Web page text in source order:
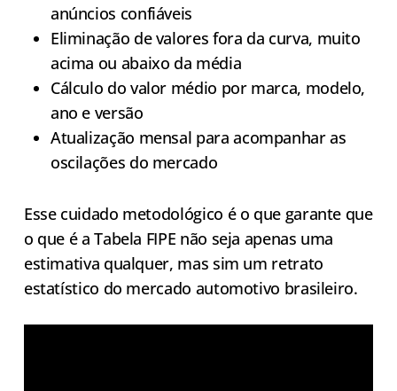
anúncios confiáveis
Eliminação de valores fora da curva, muito
acima ou abaixo da média
Cálculo do valor médio por marca, modelo,
ano e versão
Atualização mensal para acompanhar as
oscilações do mercado
Esse cuidado metodológico é o que garante que
o que é a Tabela FIPE não seja apenas uma
estimativa qualquer, mas sim um retrato
estatístico do mercado automotivo brasileiro.